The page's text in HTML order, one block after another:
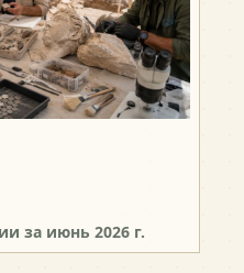
за июнь 2026 г.